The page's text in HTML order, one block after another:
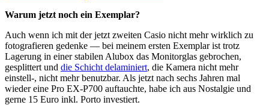
Warum jetzt noch ein Exemplar?
Auch wenn ich mit der jetzt zweiten Casio nicht mehr wirklich zu
fotografieren gedenke — bei meinem ersten Exemplar ist trotz
Lagerung in einer stabilen Alubox das Monitorglas gebrochen,
gesplittert und die Schicht delaminiert, die Kamera nicht mehr
einstell-, nicht mehr benutzbar. Als jetzt nach sechs Jahren mal
wieder eine Pro EX-P700 auftauchte, habe ich aus Nostalgie und
gerne 15 Euro inkl. Porto investiert.